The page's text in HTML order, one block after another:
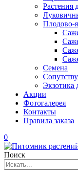
Растения
Плодово-
Семена
Экзотика
Акции
Фотогалерея
Контакты
Правила заказа
0
Поиск